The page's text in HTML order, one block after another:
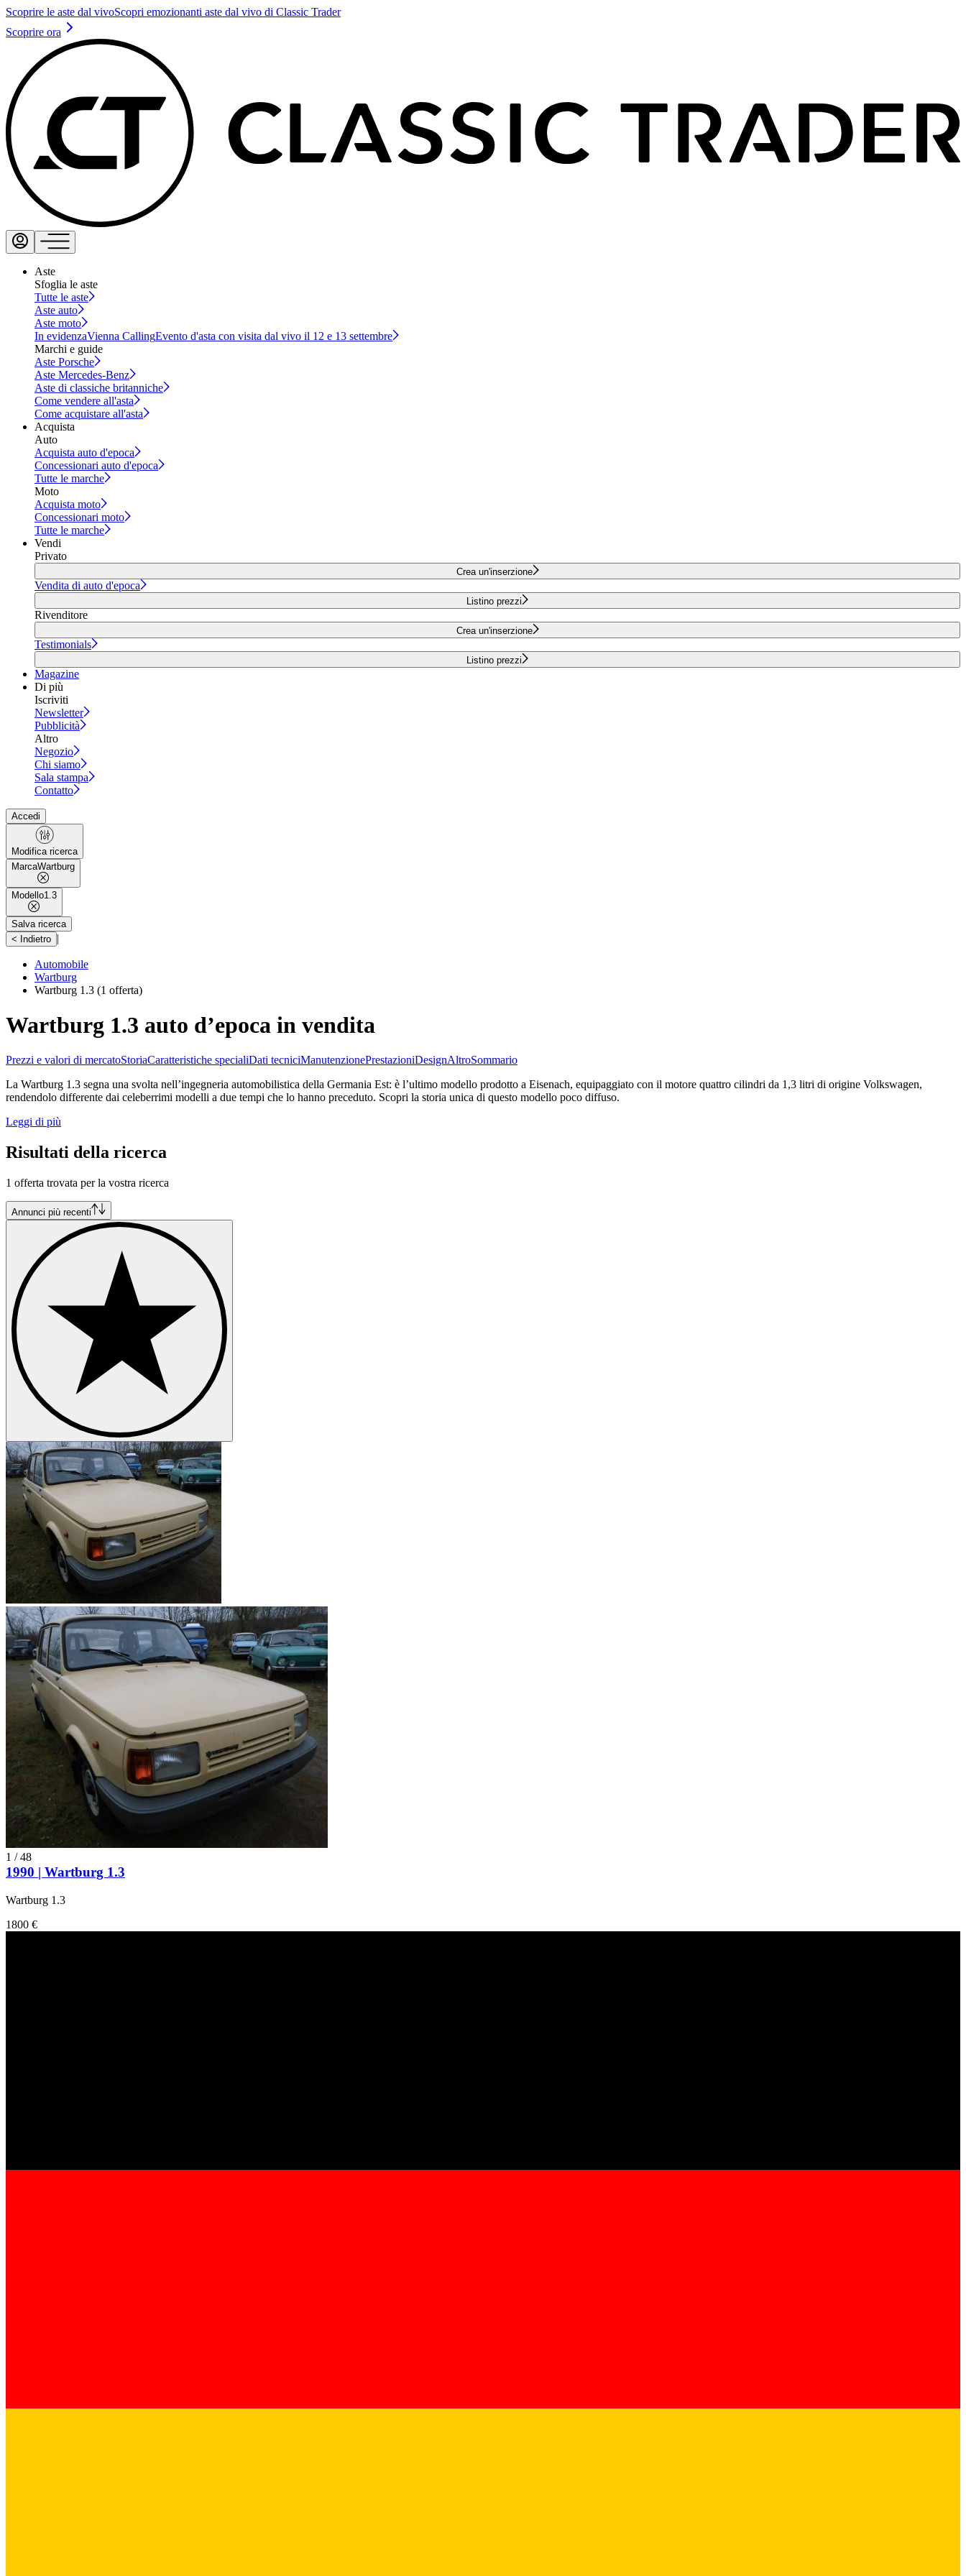
Scoprire le aste dal vivoScopri emozionanti aste dal vivo di Classic Trader
Scoprire ora
Aste
Sfoglia le aste
Tutte le aste
Aste auto
Aste moto
In evidenzaVienna CallingEvento d'asta con visita dal vivo il 12 e 13 settembre
Marchi e guide
Aste Porsche
Aste Mercedes-Benz
Aste di classiche britanniche
Come vendere all'asta
Come acquistare all'asta
Acquista
Auto
Acquista auto d'epoca
Concessionari auto d'epoca
Tutte le marche
Moto
Acquista moto
Concessionari moto
Tutte le marche
Vendi
Privato
Crea un'inserzione
Vendita di auto d'epoca
Listino prezzi
Rivenditore
Crea un'inserzione
Testimonials
Listino prezzi
Magazine
Di più
Iscriviti
Newsletter
Pubblicità
Altro
Negozio
Chi siamo
Sala stampa
Contatto
Accedi
Modifica ricerca
MarcaWartburg
Modello1.3
Salva ricerca
< Indietro |
Automobile
Wartburg
Wartburg 1.3 (1 offerta)
Wartburg 1.3 auto d’epoca in vendita
Prezzi e valori di mercatoStoriaCaratteristiche specialiDati tecniciManutenzionePrestazioniDesignAltroSommario
La Wartburg 1.3 segna una svolta nell’ingegneria automobilistica della Germania Est: è l’ultimo modello prodotto a Eisenach, equipaggiato con il motore quattro cilindri da 1,3 litri di origine Volkswagen,
rendendolo differente dai celeberrimi modelli a due tempi che lo hanno preceduto. Scopri la storia unica di questo modello poco diffuso.
Leggi di più
Risultati della ricerca
1 offerta trovata per la vostra ricerca
Annunci più recenti
1 /48
1990 | Wartburg 1.3
Wartburg 1.3
1800 €